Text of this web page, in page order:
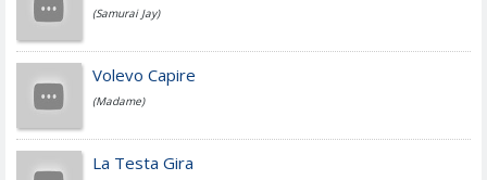
Jovanotti
Fedez
(Samurai Jay)
Volevo Capire
(Madame)
La Testa Gira